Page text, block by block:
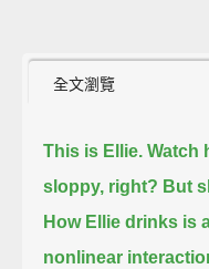
全文瀏覽
This is Ellie. Watch
sloppy, right? But
How Ellie drinks is
nonlinear